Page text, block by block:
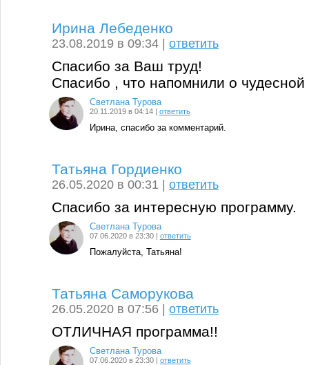
Ирина Лебеденко
23.08.2019 в 09:34 |ответить
Спасибо за Ваш труд!
Спасибо , что напомнили о
Светлана Турова
20.11.2019 в 04:14 | ответить
Ирина, спасибо за комментарий.
Татьяна Гордиенко
26.05.2020 в 00:31 |ответить
Спасибо за интересную программу.
Светлана Турова
07.06.2020 в 23:30 | ответить
Пожалуйста, Татьяна!
Татьяна Саморукова
26.05.2020 в 07:56 |ответить
ОТЛИЧНАЯ программа!!
Светлана Турова
07.06.2020 в 23:30 | ответить